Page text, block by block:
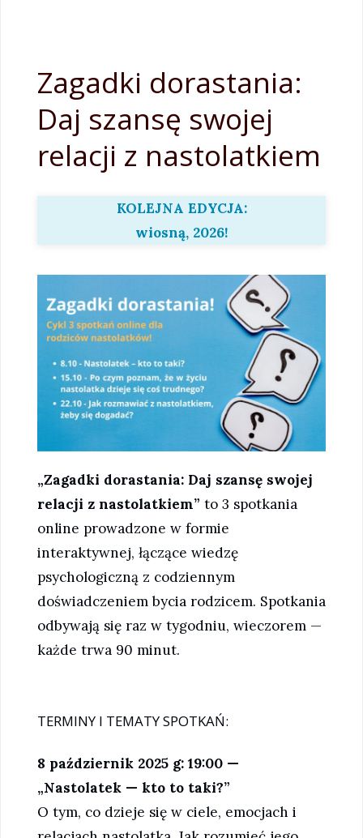
Zagadki dorastania:
Daj szansę swojej
relacji z nastolatkiem
KOLEJNA EDYCJA:
wiosną, 2026!
„Zagadki dorastania: Daj szansę swojej
relacji z nastolatkiem” to 3 spotkania
online prowadzone w formie
interaktywnej, łączące wiedzę
psychologiczną z codziennym
doświadczeniem bycia rodzicem. Spotkania
odbywają się raz w tygodniu, wieczorem —
każde trwa 90 minut.
TERMINY I TEMATY SPOTKAŃ:
8 październik 2025 g: 19:00 —
„Nastolatek — kto to taki?”
O tym, co dzieje się w ciele, emocjach i